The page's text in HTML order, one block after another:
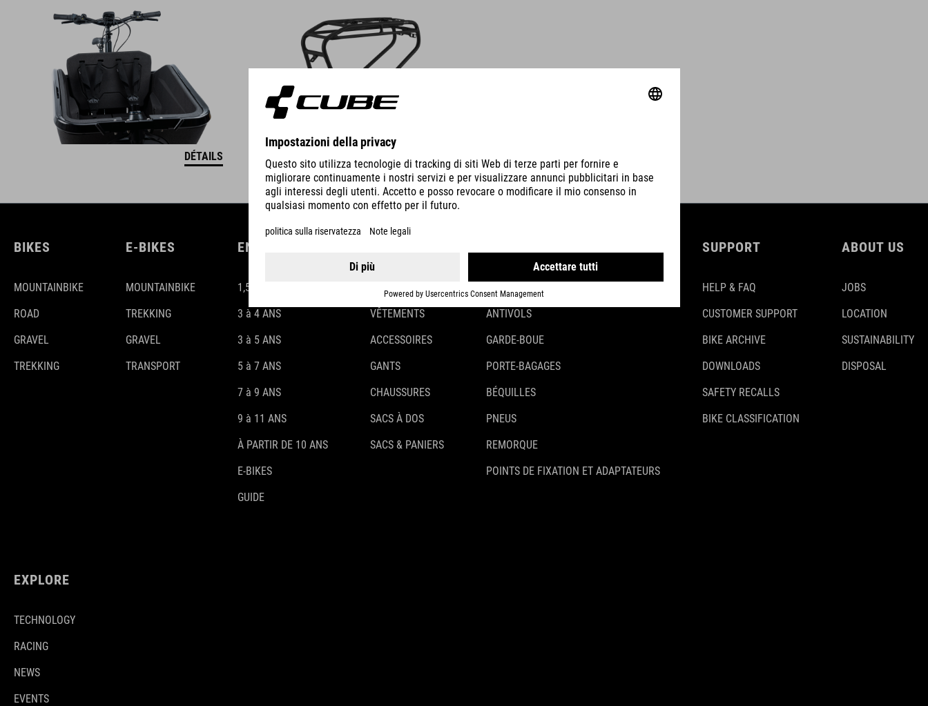
DÉTAILS DÉTAILS
BIKES
MOUNTAINBIKE
ROAD
GRAVEL
TREKKING
E-BIKES
MOUNTAINBIKE
TREKKING
GRAVEL
TRANSPORT
ENFANTS
1,5-3 ANS
3 à 4 ANS
3 à 5 ANS
5 à 7 ANS
7 à 9 ANS
9 à 11 ANS
À PARTIR DE 10 ANS
E-BIKES
GUIDE
CASQUES
VÊTEMENTS
ACCESSOIRES
GANTS
CHAUSSURES
SACS À DOS
SACS & PANIERS
ÉCLAIRAGE
ANTIVOLS
GARDE-BOUE
PORTE-BAGAGES
BÉQUILLES
PNEUS
REMORQUE
POINTS DE FIXATION ET ADAPTATEURS
SUPPORT
HELP & FAQ
CUSTOMER SUPPORT
BIKE ARCHIVE
DOWNLOADS
SAFETY RECALLS
BIKE CLASSIFICATION
ABOUT US
JOBS
LOCATION
SUSTAINABILITY
DISPOSAL
EXPLORE
TECHNOLOGY
RACING
NEWS
EVENTS